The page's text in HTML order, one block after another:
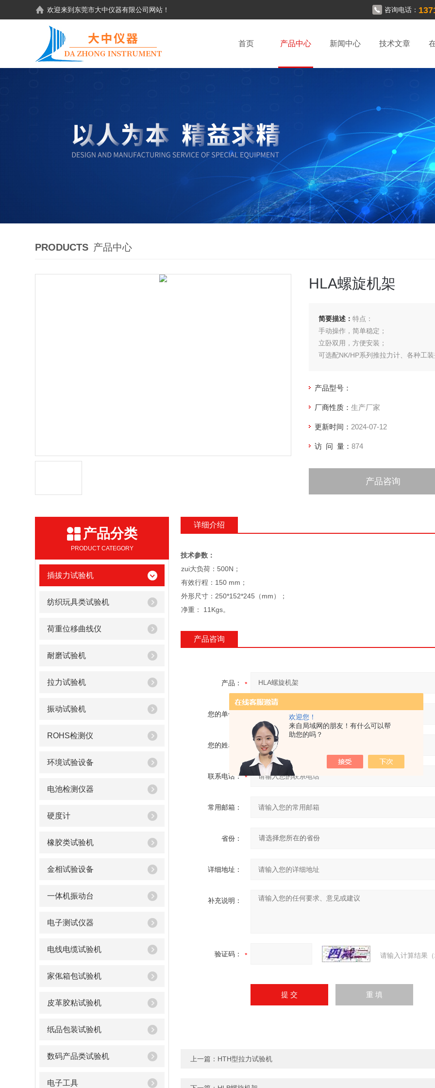
欢迎您！
来自局域网的朋友！有什么可以帮
助您的吗？
欢迎来到东莞市大中仪器有限公司网站！ 咨询电话：
首页 产品中心 新闻中心 技术文章
PRODUCTS 产品中心
HLA螺旋机架
简要描述： 特点：
手动操作，简单稳定；
立卧双用，方便安装；
可选配NK/HP系列推拉力计、各种工
产品型号：
厂商性质： 生产厂家
更新时间： 2024-07-12
访 问 量： 874
产品咨询
产品分类
PRODUCT CATEGORY
插拔力试验机
纺织玩具类试验机
荷重位移曲线仪
耐磨试验机
拉力试验机
振动试验机
ROHS检测仪
环境试验设备
电池检测仪器
硬度计
橡胶类试验机
金相试验设备
一体机振动台
电子测试仪器
电线电缆试验机
家俬箱包试验机
皮革胶粘试验机
纸品包装试验机
数码产品类试验机
电子工具
详细介绍
技术参数：
zui大负荷：500N；
有效行程：150 mm；
外形尺寸：250*152*245（mm）；
净重： 11Kgs。
产品咨询
产品：
您的单位：
您的姓名：
联系电话：
常用邮箱：
省份：
详细地址：
补充说明：
验证码： 请输入计算结果
上一篇： HTH型拉力试验机